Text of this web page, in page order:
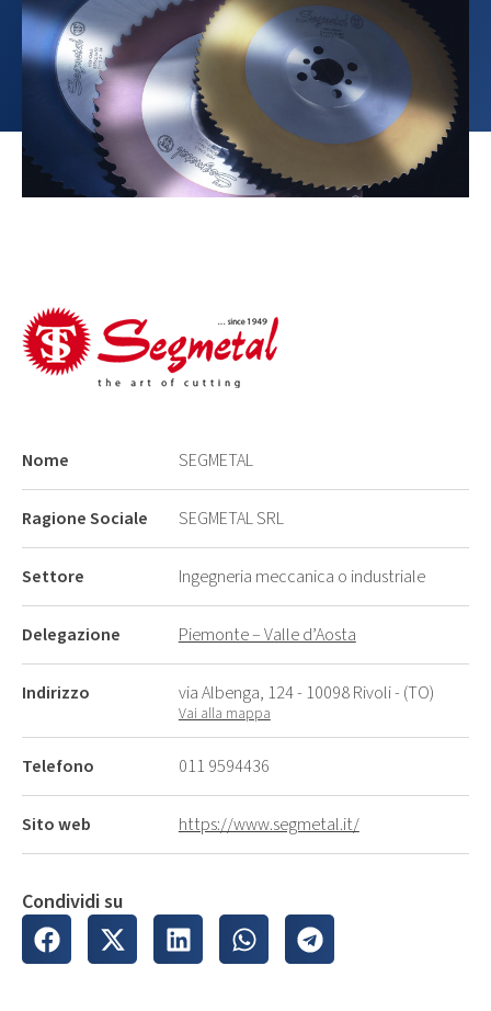
Nome SEGMETAL
Ragione Sociale SEGMETAL SRL
Settore Ingegneria meccanica o industriale
Delegazione Piemonte – Valle d’Aosta
Indirizzo via Albenga, 124 - 10098 Rivoli - (TO)
Vai alla mappa
Telefono 011 9594436
Sito web https://www.segmetal.it/
Condividi su